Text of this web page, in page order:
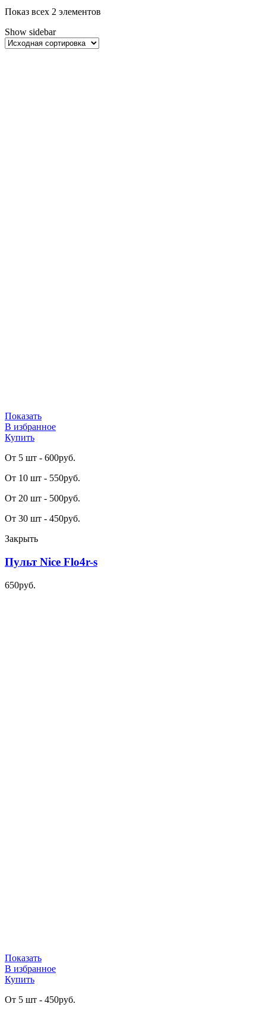
Показ всех 2 элементов
Show sidebar
Показать
В избранное
Купить
От 5 шт - 600руб.
От 10 шт - 550руб.
От 20 шт - 500руб.
От 30 шт - 450руб.
Закрыть
Пульт Nice Flo4r-s
650руб.
Показать
В избранное
Купить
От 5 шт - 450руб.